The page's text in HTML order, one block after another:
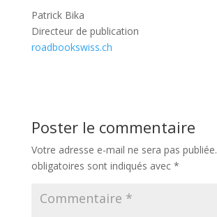
Patrick Bika
Directeur de publication
roadbookswiss.ch
Poster le commentaire
Votre adresse e-mail ne sera pas publiée.
obligatoires sont indiqués avec *